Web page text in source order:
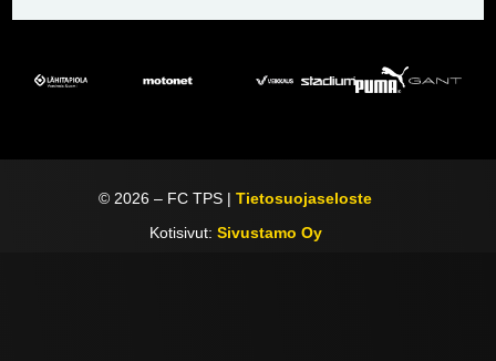
©2026 – FC TPS |Tietosuojaseloste
Kotisivut: Sivustamo Oy